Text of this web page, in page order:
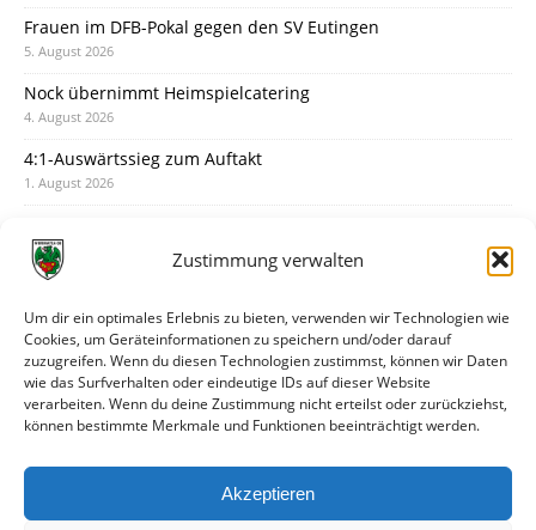
Zustimmung verwalten
Um dir ein optimales Erlebnis zu bieten, verwenden wir Technologien wie
Cookies, um Geräteinformationen zu speichern und/oder darauf
zuzugreifen. Wenn du diesen Technologien zustimmst, können wir Daten
wie das Surfverhalten oder eindeutige IDs auf dieser Website
verarbeiten. Wenn du deine Zustimmung nicht erteilst oder zurückziehst,
können bestimmte Merkmale und Funktionen beeinträchtigt werden.
Akzeptieren
Frauen im DFB-Pokal gegen den SV Eutingen
5. August 2026
Nock übernimmt Heimspielcatering
4. August 2026
4:1-Auswärtssieg zum Auftakt
1. August 2026
31. Juli 2026
30. Juli 2026
Deine Spielminute: 89+1
28. Juli 2026
Neuer Rückensponsor
Neue Podcast-Folge: So tickt Björn!
27. Juli 2026